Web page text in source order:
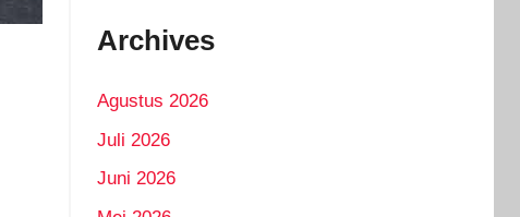
Archives
Agustus 2026
Juli 2026
Juni 2026